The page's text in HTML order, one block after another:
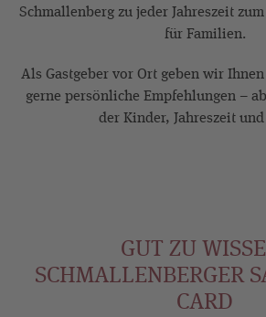
Schmallenberg zu jeder Jahreszeit
für Familien.
Als Gastgeber vor Ort geben wir
gerne persönliche Empfehlungen –
der Kinder, Jahreszeit
GUT ZU
SCHMALLENBERGER
CARD